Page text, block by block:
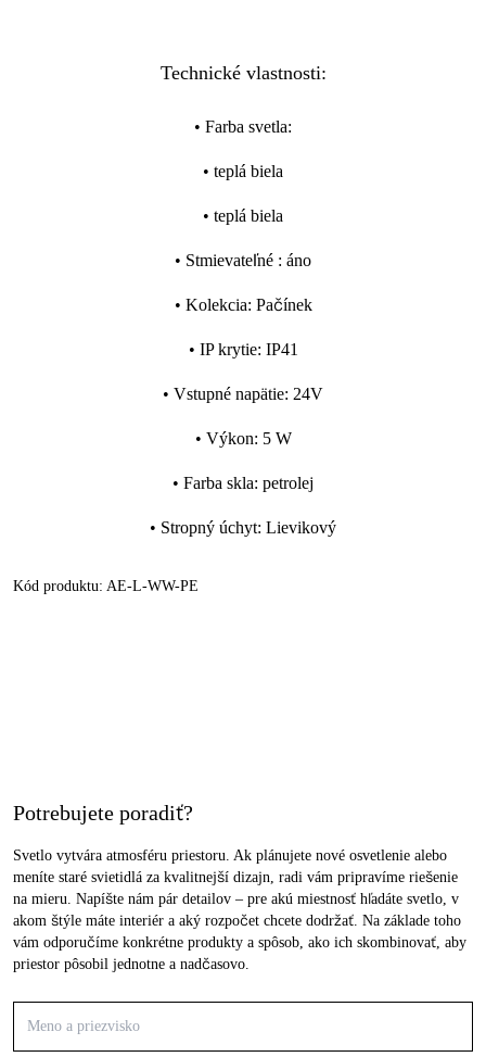
Technické vlastnosti:
• Farba svetla:
• teplá biela
• teplá biela
• Stmievateľné : áno
• Kolekcia: Pačínek
• IP krytie: IP41
• Vstupné napätie: 24V
• Výkon: 5 W
• Farba skla: petrolej
• Stropný úchyt: Lievikový
Kód produktu: AE-L-WW-PE
Potrebujete poradiť?
Svetlo vytvára atmosféru priestoru. Ak plánujete nové osvetlenie alebo
meníte staré svietidlá za kvalitnejší dizajn, radi vám pripravíme riešenie
na mieru. Napíšte nám pár detailov – pre akú miestnosť hľadáte svetlo, v
akom štýle máte interiér a aký rozpočet chcete dodržať. Na základe toho
vám odporučíme konkrétne produkty a spôsob, ako ich skombinovať, aby
priestor pôsobil jednotne a nadčasovo.